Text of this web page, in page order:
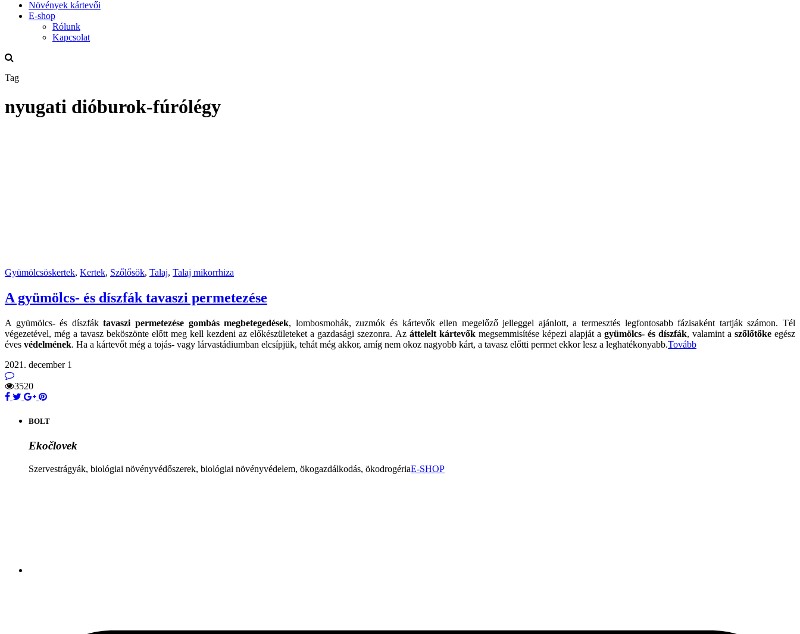
Növények kártevői
E-shop
Rólunk
Kapcsolat
Tag
nyugati dióburok-fúrólégy
Gyümölcsöskertek, Kertek, Szőlősök, Talaj, Talaj mikorrhiza
A gyümölcs- és díszfák tavaszi permetezése
A gyümölcs- és díszfáktavaszi permetezése gombás megbetegedések, lombosmohák, zuzmók és kártevők ellen megelőző jelleggel ajánlott, a termesztés legfontosabb fázisaként tartják számon. Tél
végezetével, még a tavasz beköszönte előtt meg kell kezdeni az előkészületeket a gazdasági szezonra. Az áttelelt kártevőkmegsemmisítése képezi alapját a gyümölcs- és díszfák, valamint a szőlőtőke egész
éves védelmének. Ha a kártevőt még a tojás- vagy lárvastádiumban elcsípjük, tehát még akkor, amíg nem okoz nagyobb kárt, a tavasz előtti permet ekkor lesz a leghatékonyabb.Tovább
2021. december 1
3520
BOLT
Ekočlovek
Szervestrágyák, biológiai növényvédőszerek, biológiai növényvédelem, ökogazdálkodás, ökodrogériaE-SHOP